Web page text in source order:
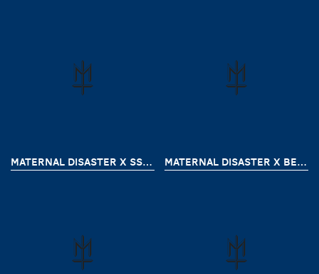
MATERNAL DISASTER X SSST MATERNAL DISASTER X BEAZT